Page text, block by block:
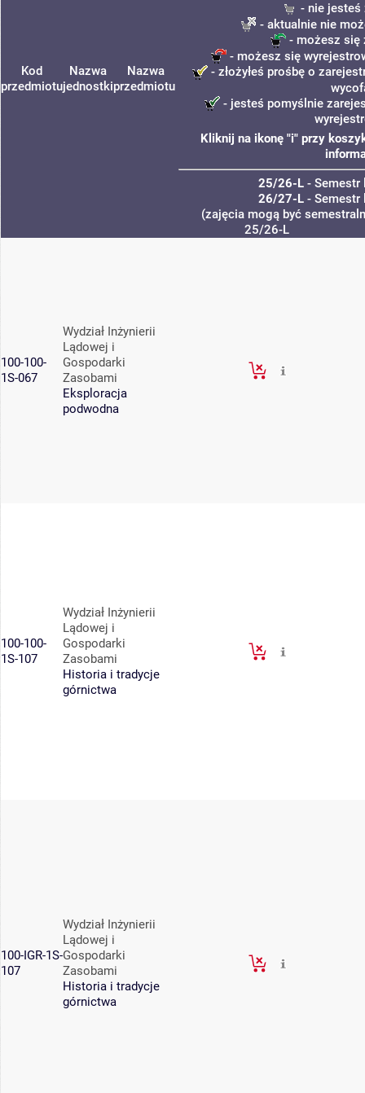
Kod
przedmiotu
Nazwa
jednostki
Nazwa
przedmiotu
- nie jesteś
- aktualnie nie
- możesz się
- możesz się
- złożyłeś prośbę o
- jesteś pomyślnie
Kliknij na ikonę "i" przy
25/26-L- Semestr
26/27-L- Semestr
(zajęcia mogą być
25/26-L
100-100-
1S-067
Wydział Inżynierii
Lądowej i
Gospodarki
Zasobami
Eksploracja
podwodna
100-100-
1S-107
Wydział Inżynierii
Lądowej i
Gospodarki
Zasobami
Historia i tradycje
górnictwa
100-IGR-1S-
107
Wydział Inżynierii
Lądowej i
Gospodarki
Zasobami
Historia i tradycje
górnictwa